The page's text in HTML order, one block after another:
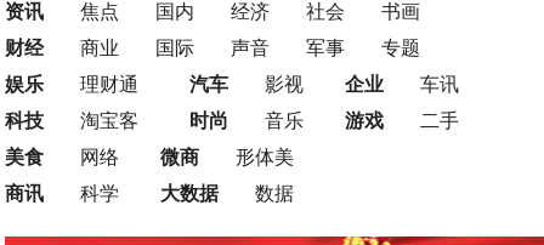
资讯 焦点 国内 经济 社会
书画
财经
商业 国际 声音 军事
专题
娱乐
理财通
科技
淘宝客
汽车
影视
时尚
音乐
企业
车讯
游戏
二手
美食
网络
商讯
科学
微商
形体美
大数据
数据